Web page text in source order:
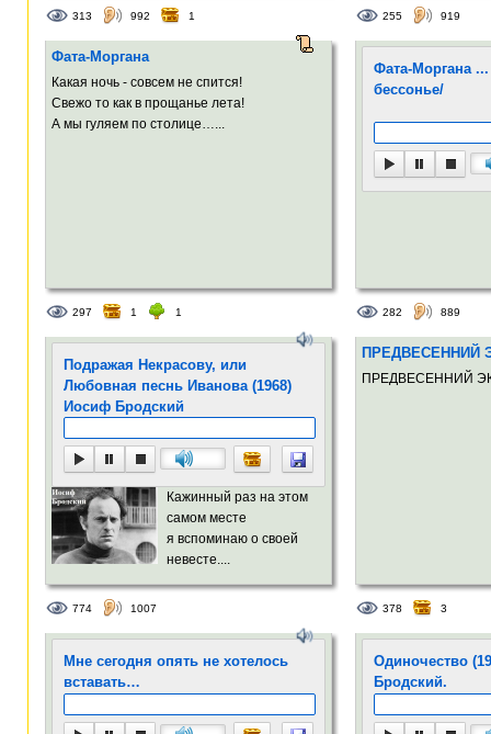
313 992 1 255 919
Фата-Моргана
Какая ночь - совсем не спится!
Свежо то как в прощанье лета!
А мы гуляем по столице…...
297 1 1
Фата-Моргана
бессонье/
282 889
Подражая Некрасову, или
Любовная песнь Иванова (1968)
Иосиф Бродский
Кажинный раз на этом
самом месте
я вспоминаю о своей
невесте....
774 1007
ПРЕДВЕСЕННИЙ
ПРЕДВЕСЕННИЙ
378 3
Мне сегодня опять не хотелось
вставать…
Одиночество
Бродский.